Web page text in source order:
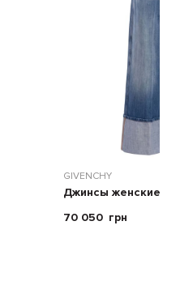
GIVENCHY
Джинсы женские
70 050 грн